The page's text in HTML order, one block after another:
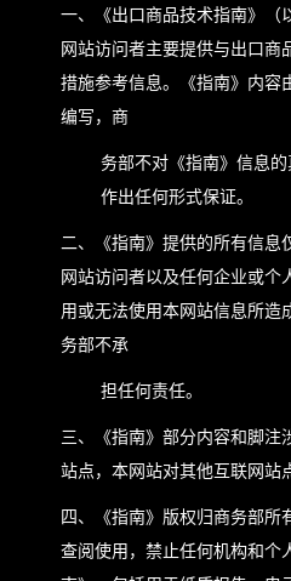
一、《出口商品技术指南》（
网站访问者主要提供与出口商
措施参考信息。《指南》内容
编写，商
务部不对《指南》信息
作出任何形式保证。
二、《指南》提供的所有信息
网站访问者以及任何企业或个
用或无法使用本网站信息所造
务部不承
担任何责任。
三、《指南》部分内容和脚注
站点，本网站对其他互联网站
四、《指南》版权归商务部所
查阅使用，禁止任何机构和个